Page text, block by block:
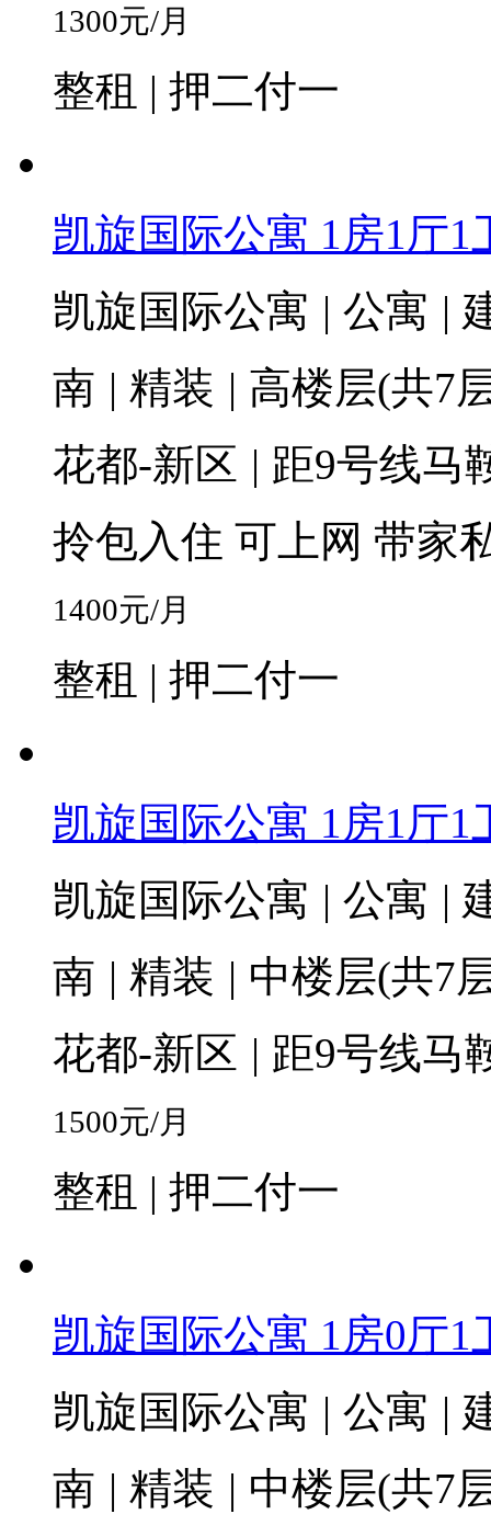
1300元/月
整租 | 押二付一
凯旋国际公寓 1房1厅1
凯旋国际公寓 | 公寓 |
南 | 精装 | 高楼层(共7
花都-新区 | 距9号线马
拎包入住 可上网 带家
1400元/月
整租 | 押二付一
凯旋国际公寓 1房1厅1
凯旋国际公寓 | 公寓 |
南 | 精装 | 中楼层(共7
花都-新区 | 距9号线马
1500元/月
整租 | 押二付一
凯旋国际公寓 1房0厅1
凯旋国际公寓 | 公寓 |
南 | 精装 | 中楼层(共7